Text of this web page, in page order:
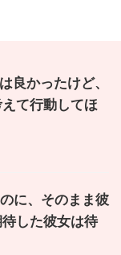
良かったけど、
て行動してほ
に、そのまま彼
した彼女は待